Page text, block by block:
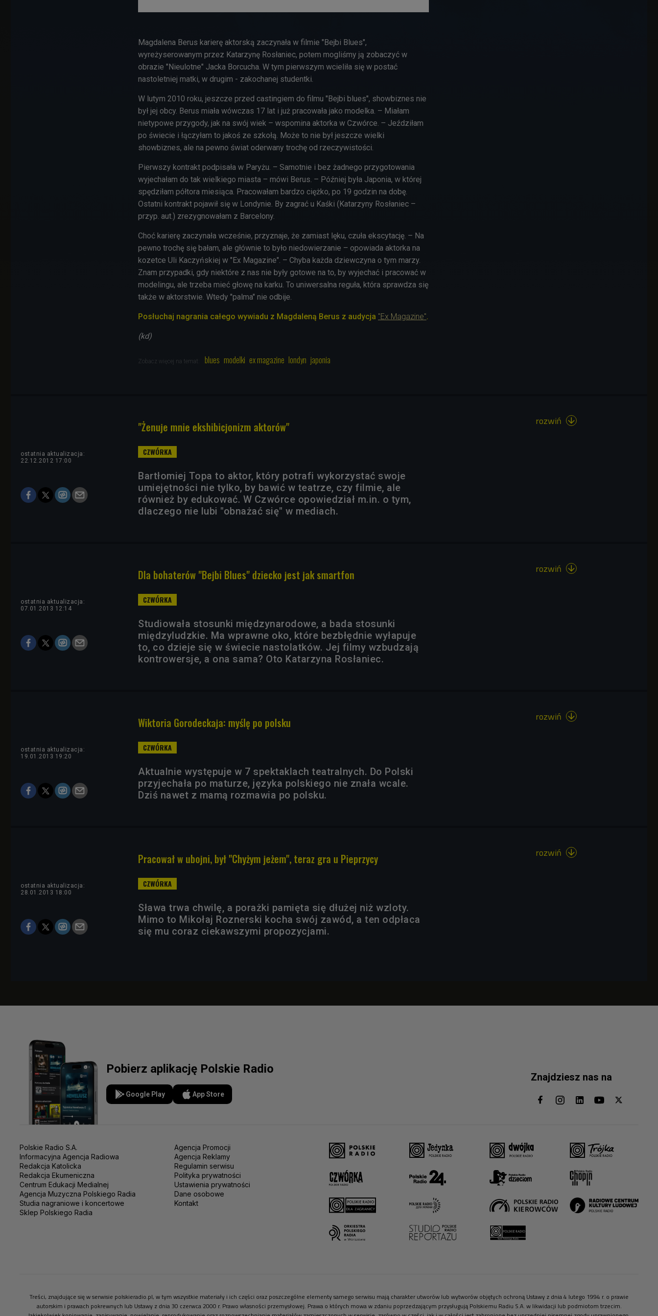
Magdalena Berus karierę aktorską zaczynała w filmie "Bejbi Blues",
wyreżyserowanym przez Katarzynę Rosłaniec, potem mogliśmy ją zobaczyć w
obrazie "Nieulotne" Jacka Borcucha. W tym pierwszym wcieliła się w postać
nastoletniej matki, w drugim - zakochanej studentki.
W lutym 2010 roku, jeszcze przed castingiem do filmu "Bejbi blues", showbiznes nie
był jej obcy. Berus miała wówczas 17 lat i już pracowała jako modelka. – Miałam
nietypowe przygody, jak na swój wiek – wspomina aktorka w Czwórce. – Jeździłam
po świecie i łączyłam to jakoś ze szkołą. Może to nie był jeszcze wielki
showbiznes, ale na pewno świat oderwany trochę od rzeczywistości.
Pierwszy kontrakt podpisała w Paryżu. – Samotnie i bez żadnego przygotowania
wyjechałam do tak wielkiego miasta – mówi Berus. – Później była Japonia, w której
spędziłam półtora miesiąca. Pracowałam bardzo ciężko, po 19 godzin na dobę.
Ostatni kontrakt pojawił się w Londynie. By zagrać u Kaśki (Katarzyny Rosłaniec –
przyp. aut.) zrezygnowałam z Barcelony.
Choć karierę zaczynała wcześnie, przyznaje, że zamiast lęku, czuła ekscytację. – Na
pewno trochę się bałam, ale głównie to było niedowierzanie – opowiada aktorka na
kozetce Uli Kaczyńskiej w "Ex Magazine". – Chyba każda dziewczyna o tym marzy.
Znam przypadki, gdy niektóre z nas nie były gotowe na to, by wyjechać i pracować w
modelingu, ale trzeba mieć głowę na karku. To uniwersalna reguła, która sprawdza się
także w aktorstwie. Wtedy "palma" nie odbije.
Posłuchaj nagrania całego wywiadu z Magdaleną Berus z audycja "Ex Magazine".
(kd)
Zobacz więcej na temat: blues modelki ex magazine londyn japonia
"Żenuje mnie ekshibicjonizm aktorów"
ostatnia aktualizacja:
22.12.2012 17:00
Bartłomiej Topa to aktor, który potrafi wykorzystać swoje
umiejętności nie tylko, by bawić w teatrze, czy filmie, ale
również by edukować. W Czwórce opowiedział m.in. o tym,
dlaczego nie lubi "obnażać się" w mediach.
rozwiń 
Dla bohaterów "Bejbi Blues" dziecko jest jak smartfon
ostatnia aktualizacja:
07.01.2013 12:14
Studiowała stosunki międzynarodowe, a bada stosunki
międzyludzkie. Ma wprawne oko, które bezbłędnie wyłapuje
to, co dzieje się w świecie nastolatków. Jej filmy wzbudzają
kontrowersje, a ona sama? Oto Katarzyna Rosłaniec.
rozwiń 
Wiktoria Gorodeckaja: myślę po polsku
ostatnia aktualizacja:
19.01.2013 19:20
Aktualnie występuje w 7 spektaklach teatralnych. Do Polski
przyjechała po maturze, języka polskiego nie znała wcale.
Dziś nawet z mamą rozmawia po polsku.
rozwiń 
Pracował w ubojni, był "Chyżym jeżem", teraz gra u Pieprzycy
ostatnia aktualizacja:
28.01.2013 18:00
Sława trwa chwilę, a porażki pamięta się dłużej niż wzloty.
Mimo to Mikołaj Roznerski kocha swój zawód, a ten odpłaca
się mu coraz ciekawszymi propozycjami.
rozwiń 
Pobierz aplikację Polskie Radio
Google Play App Store
Znajdziesz nas na
Polskie Radio S.A.
Informacyjna Agencja Radiowa
Redakcja Katolicka
Redakcja Ekumeniczna
Centrum Edukacji Medialnej
Agencja Muzyczna Polskiego Radia
Studia nagraniowe i koncertowe
Sklep Polskiego Radia
Agencja Promocji
Agencja Reklamy
Regulamin serwisu
Polityka prywatności
Ustawienia prywatności
Dane osobowe
Kontakt
Treści, znajdujące się w serwisie polskieradio.pl, w tym wszystkie materiały i ich części oraz poszczególne elementy samego serwisu mają charakter utworów lub wytworów objętych ochroną Ustawy z dnia 4 lutego 1994 r. o prawie
autorskim i prawach pokrewnych lub Ustawy z dnia 30 czerwca 2000 r. Prawo własności przemysłowej. Prawa o których mowa w zdaniu poprzedzającym przysługują Polskiemu Radiu S.A. w likwidacji lub podmiotom trzecim.